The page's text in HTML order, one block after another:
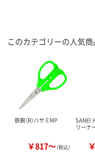
このカテゴリーの人気商
鉄腕（R）ハサミMP
￥817～（税込）
SANEI
リーナ